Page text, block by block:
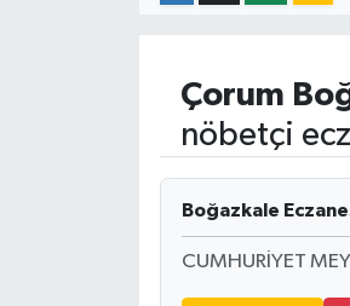
Çorum
nöbetçi
Boğazkale
CUMHURİYET